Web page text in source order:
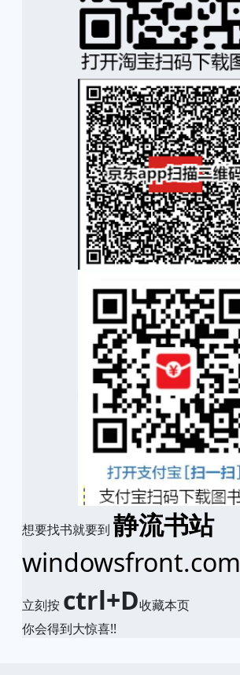
想要找书就要到 静流书站
windowsfront.com
立刻按 ctrl+D收藏本页
你会得到大惊喜!!